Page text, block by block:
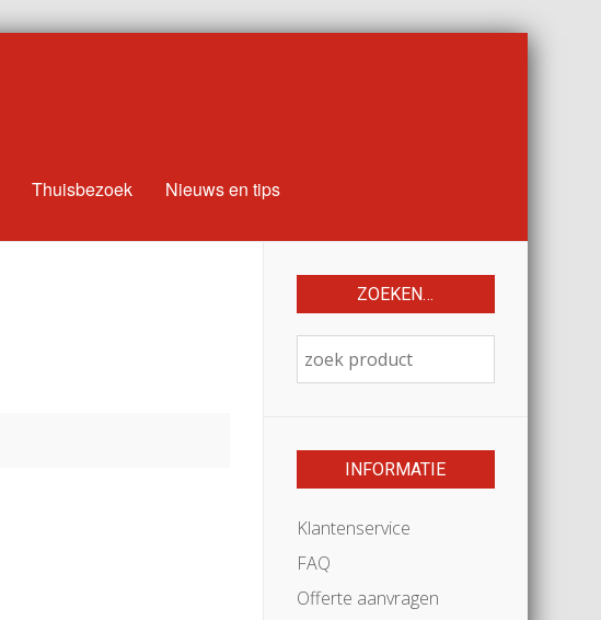
Thuisbezoek Nieuws en tips
ZOEKEN…
INFORMATIE
Klantenservice
FAQ
Offerte aanvragen